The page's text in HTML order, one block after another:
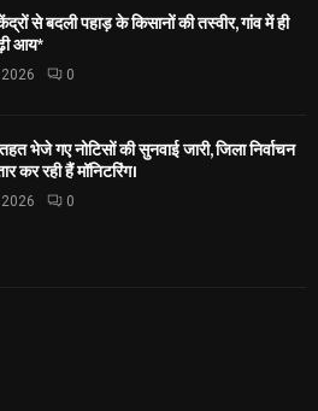
से बदली पहाड़ के किसानों की तस्वीर, गांव में ही
आय*
0
भेजे गए नोटिसों की सुनवाई जारी, जिला निर्वाचन
कर रही हैं मॉनिटरिंग।
0